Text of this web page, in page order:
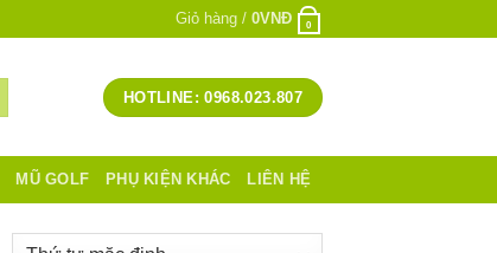
Giỏ hàng / 0VNĐ 0
HOTLINE: 0968.023.807
MŨ GOLF PHỤ KIỆN KHÁC LIÊN HỆ